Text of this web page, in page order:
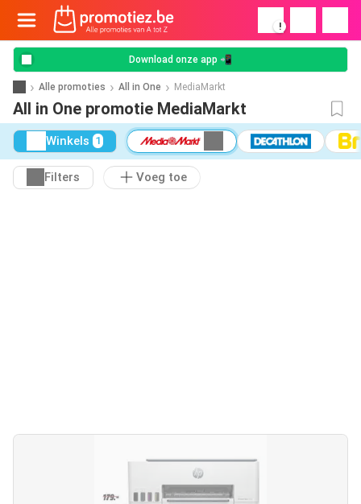
!
Download onze app 📲
Alle promoties All in One MediaMarkt
All in One promotie MediaMarkt
Winkels 1
Filters Voeg toe